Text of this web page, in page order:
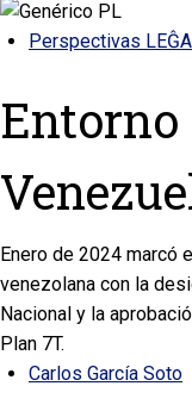
Perspectivas LEĜA
Enero de 2024 marcó
venezolana con la
Nacional y la
Plan 7T.
Carlos García Soto